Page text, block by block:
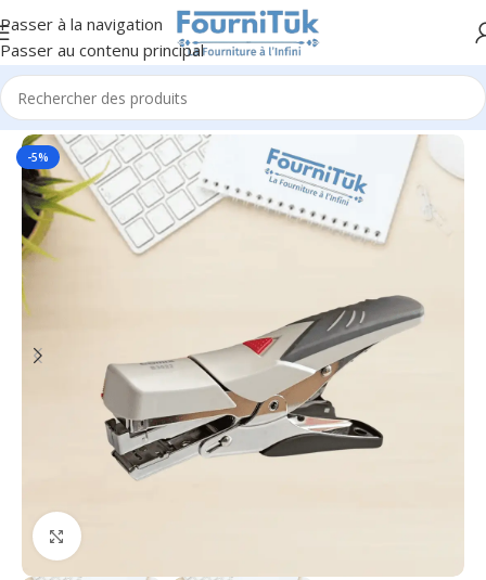
Passer à la navigation
Passer au contenu principal
Accueil/Fourniture de Bureau/Accessoires de Bureau
-5%
Cliquez pour agrandir